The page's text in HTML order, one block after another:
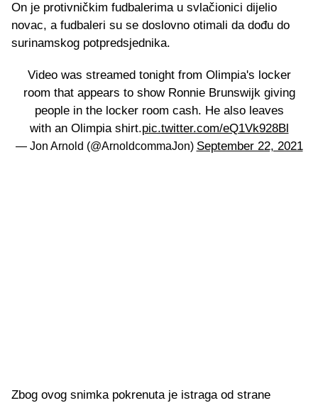
On je protivničkim fudbalerima u svlačionici dijelio
novac, a fudbaleri su se doslovno otimali da dođu do
surinamskog potpredsjednika.
Video was streamed tonight from Olimpia's locker
room that appears to show Ronnie Brunswijk giving
people in the locker room cash. He also leaves
with an Olimpia shirt.pic.twitter.com/eQ1Vk928Bl
— Jon Arnold (@ArnoldcommaJon) September 22, 2021
Zbog ovog snimka pokrenuta je istraga od strane